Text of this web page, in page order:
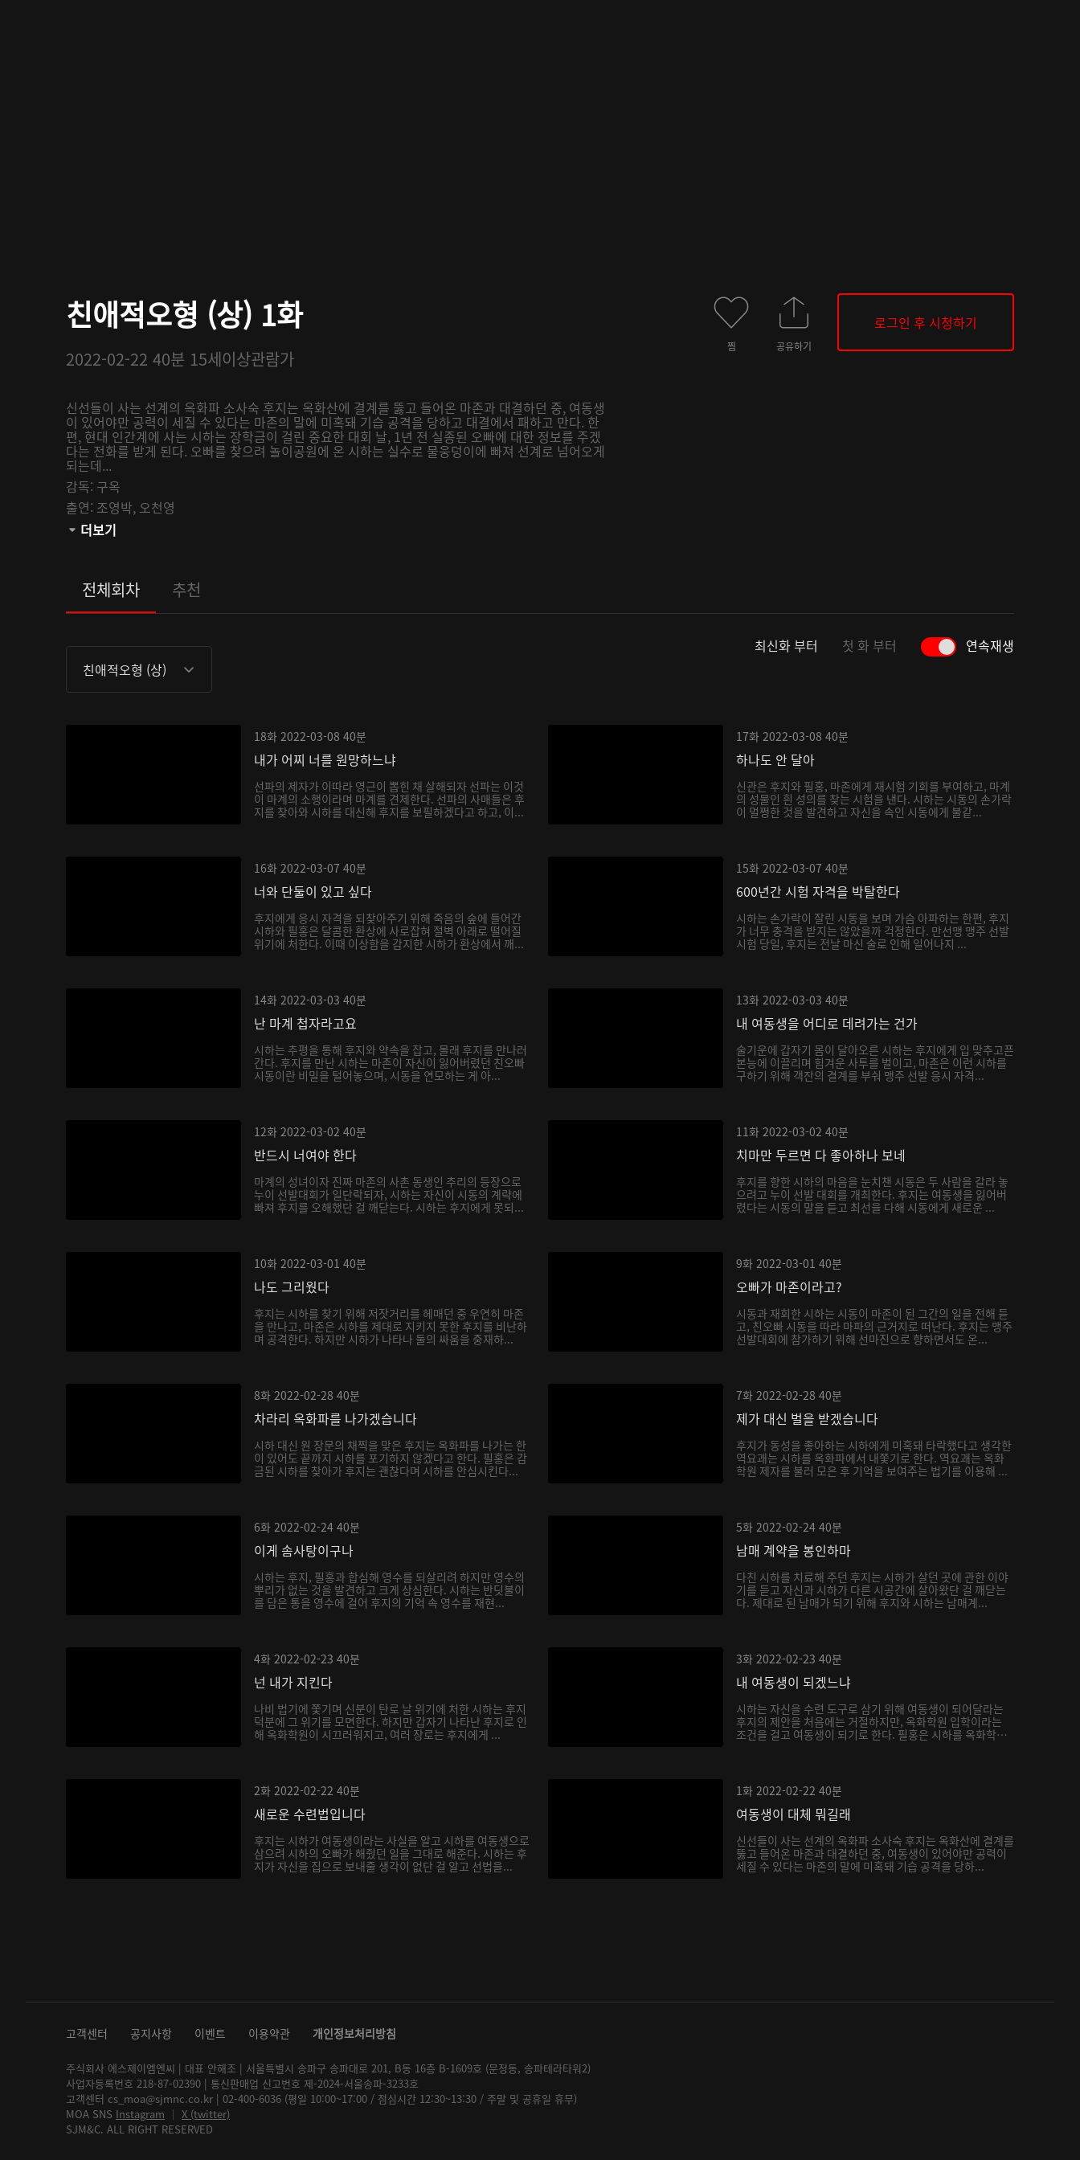
친애적오형 (상) 1화
2022-02-22 40분 15세이상관람가
신선들이 사는 선계의 옥화파 소사숙 후지는 옥화산에 결계를 뚫고 들어온 마존과 대결하던 중, 여동생
이 있어야만 공력이 세질 수 있다는 마존의 말에 미혹돼 기습 공격을 당하고 대결에서 패하고 만다. 한
편, 현대 인간계에 사는 시하는 장학금이 걸린 중요한 대회 날, 1년 전 실종된 오빠에 대한 정보를 주겠
다는 전화를 받게 된다. 오빠를 찾으려 놀이공원에 온 시하는 실수로 물웅덩이에 빠져 선계로 넘어오게
되는데...
감독: 구옥
출연: 조영박, 오천영
관람등급:
더보기
찜 공유하기
로그인 후 시청하기
전체회차 추천
친애적오형 (상)
최신화 부터 첫 화 부터 연속재생
18화 2022-03-08 40분
내가 어찌 너를 원망하느냐
선파의 제자가 이따라 영근이 뽑힌 채 살해되자 선파는 이것
이 마계의 소행이라며 마계를 견제한다. 선파의 사매들은 후
지를 찾아와 시하를 대신해 후지를 보필하겠다고 하고, 이...
17화 2022-03-08 40분
하나도 안 달아
신관은 후지와 필홍, 마존에게 재시험 기회를 부여하고, 마계
의 성물인 흰 성의를 찾는 시험을 낸다. 시하는 시동의 손가락
이 멀쩡한 것을 발견하고 자신을 속인 시동에게 불같...
16화 2022-03-07 40분
너와 단둘이 있고 싶다
후지에게 응시 자격을 되찾아주기 위해 죽음의 숲에 들어간
시하와 필홍은 달콤한 환상에 사로잡혀 절벽 아래로 떨어질
위기에 처한다. 이때 이상함을 감지한 시하가 환상에서 깨...
15화 2022-03-07 40분
600년간 시험 자격을 박탈한다
시하는 손가락이 잘린 시동을 보며 가슴 아파하는 한편, 후지
가 너무 충격을 받지는 않았을까 걱정한다. 만선맹 맹주 선발
시험 당일, 후지는 전날 마신 술로 인해 일어나지 ...
14화 2022-03-03 40분
난 마계 첩자라고요
시하는 추평을 통해 후지와 약속을 잡고, 몰래 후지를 만나러
간다. 후지를 만난 시하는 마존이 자신이 잃어버렸던 친오빠
시동이란 비밀을 털어놓으며, 시동을 연모하는 게 아...
13화 2022-03-03 40분
내 여동생을 어디로 데려가는 건가
술기운에 갑자기 몸이 달아오른 시하는 후지에게 입 맞추고픈
본능에 이끌리며 힘겨운 사투를 벌이고, 마존은 이런 시하를
구하기 위해 객잔의 결계를 부숴 맹주 선발 응시 자격...
12화 2022-03-02 40분
반드시 너여야 한다
마계의 성녀이자 진짜 마존의 사촌 동생인 추리의 등장으로
누이 선발대회가 일단락되자, 시하는 자신이 시동의 계략에
빠져 후지를 오해했단 걸 깨닫는다. 시하는 후지에게 못되...
11화 2022-03-02 40분
치마만 두르면 다 좋아하나 보네
후지를 향한 시하의 마음을 눈치챈 시동은 두 사람을 갈라 놓
으려고 누이 선발 대회를 개최한다. 후지는 여동생을 잃어버
렸다는 시동의 말을 듣고 최선을 다해 시동에게 새로운 ...
10화 2022-03-01 40분
나도 그리웠다
후지는 시하를 찾기 위해 저잣거리를 헤매던 중 우연히 마존
을 만나고, 마존은 시하를 제대로 지키지 못한 후지를 비난하
며 공격한다. 하지만 시하가 나타나 둘의 싸움을 중재하...
9화 2022-03-01 40분
오빠가 마존이라고?
시동과 재회한 시하는 시동이 마존이 된 그간의 일을 전해 듣
고, 친오빠 시동을 따라 마파의 근거지로 떠난다. 후지는 맹주
선발대회에 참가하기 위해 선마진으로 향하면서도 온...
8화 2022-02-28 40분
차라리 옥화파를 나가겠습니다
시하 대신 원 장문의 채찍을 맞은 후지는 옥화파를 나가는 한
이 있어도 끝까지 시하를 포기하지 않겠다고 한다. 필홍은 감
금된 시하를 찾아가 후지는 괜찮다며 시하를 안심시킨다...
7화 2022-02-28 40분
제가 대신 벌을 받겠습니다
후지가 동성을 좋아하는 시하에게 미혹돼 타락했다고 생각한
역요괘는 시하를 옥화파에서 내쫓기로 한다. 역요괘는 옥화
학원 제자를 불러 모은 후 기억을 보여주는 법기를 이용해 ...
6화 2022-02-24 40분
이게 솜사탕이구나
시하는 후지, 필홍과 합심해 영수를 되살리려 하지만 영수의
뿌리가 없는 것을 발견하고 크게 상심한다. 시하는 반딧불이
를 담은 통을 영수에 걸어 후지의 기억 속 영수를 재현...
5화 2022-02-24 40분
남매 계약을 봉인하마
다친 시하를 치료해 주던 후지는 시하가 살던 곳에 관한 이야
기를 듣고 자신과 시하가 다른 시공간에 살아왔단 걸 깨닫는
다. 제대로 된 남매가 되기 위해 후지와 시하는 남매계...
4화 2022-02-23 40분
넌 내가 지킨다
나비 법기에 쫓기며 신분이 탄로 날 위기에 처한 시하는 후지
덕분에 그 위기를 모면한다. 하지만 갑자기 나타난 후지로 인
해 옥화학원이 시끄러워지고, 여러 장로는 후지에게 ...
3화 2022-02-23 40분
내 여동생이 되겠느냐
시하는 자신을 수련 도구로 삼기 위해 여동생이 되어달라는
후지의 제안을 처음에는 거절하지만, 옥화학원 입학이라는
조건을 걸고 여동생이 되기로 한다. 필홍은 시하를 옥화학
2화 2022-02-22 40분
새로운 수련법입니다
후지는 시하가 여동생이라는 사실을 알고 시하를 여동생으로
삼으려 시하의 오빠가 해줬던 일을 그대로 해준다. 시하는 후
지가 자신을 집으로 보내줄 생각이 없단 걸 알고 선법을...
1화 2022-02-22 40분
여동생이 대체 뭐길래
신선들이 사는 선계의 옥화파 소사숙 후지는 옥화산에 결계를
뚫고 들어온 마존과 대결하던 중, 여동생이 있어야만 공력이
세질 수 있다는 마존의 말에 미혹돼 기습 공격을 당하...
고객센터 공지사항 이벤트 이용약관 개인정보처리방침
주식회사 에스제이엠엔씨 | 대표 안해조 | 서울특별시 송파구 송파대로 201, B동 16층 B-1609호 (문정동, 송파테라타워2)
사업자등록번호 218-87-02390 | 통신판매업 신고번호 제-2024-서울송파-3233호
고객센터 cs_moa@sjmnc.co.kr | 02-400-6036 (평일 10:00~17:00 / 점심시간 12:30~13:30 / 주말 및 공휴일 휴무)
MOA SNS Instagram │ X (twitter)
SJM&C. ALL RIGHT RESERVED